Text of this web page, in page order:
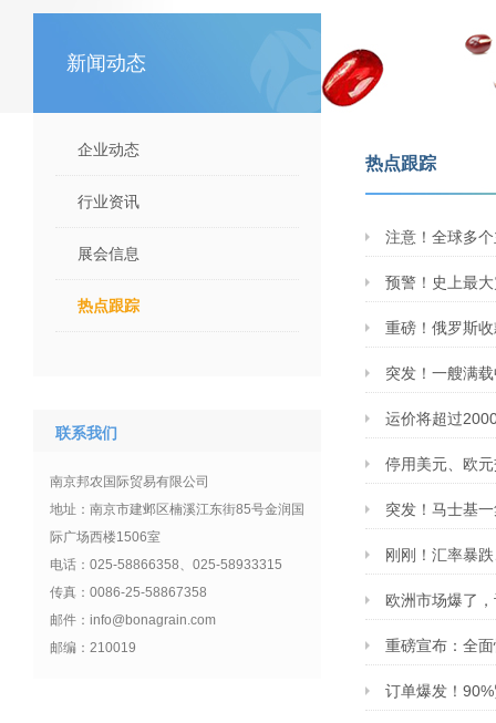
新闻动态
企业动态
行业资讯
展会信息
热点跟踪
联系我们
南京邦农国际贸易有限公司
地址：南京市建邺区楠溪江东街85号金润国
际广场西楼1506室
电话：025-58866358、025-58933315
传真：0086-25-58867358
邮件：info@bonagrain.com
邮编：210019
热点跟踪
注意！全球多
预警！史上最
重磅！俄罗斯
突发！一艘满
运价将超过
停用美元、欧
突发！马士基
刚刚！汇率暴
欧洲市场爆了
重磅宣布：全
订单爆发！